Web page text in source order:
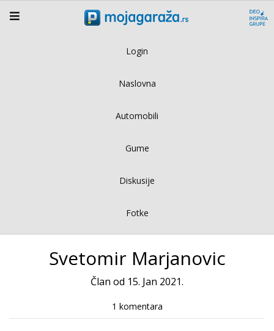
Login
Naslovna
Automobili
Gume
Diskusije
Fotke
Svetomir Marjanovic
Član od 15. Jan 2021.
1 komentara